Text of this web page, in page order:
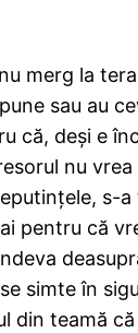
merg la
sau au
că, deși e
nu vrea
s-
pentru că
simte în
din teamă